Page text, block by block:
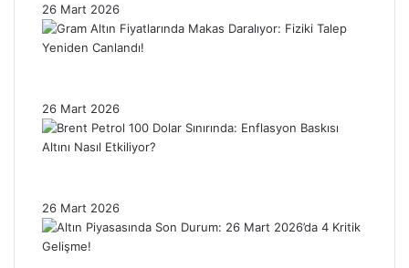
26 Mart 2026
26 Mart 2026
26 Mart 2026